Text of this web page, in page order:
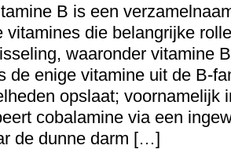
B is een
vitamines die belangrijke
waaronder vitamine
de enige vitamine uit de B-
opslaat; voornamelijk
cobalamine via een
de dunne darm […]